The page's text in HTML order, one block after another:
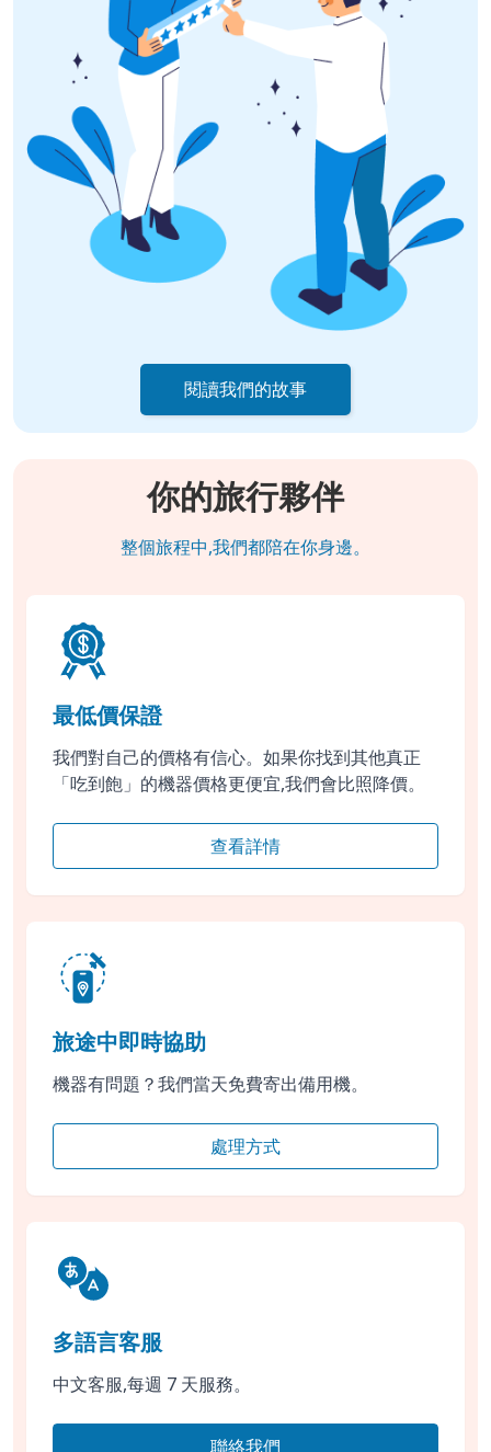
閱讀我們的故事
你的旅行夥伴
整個旅程中,我們都陪在你身邊。
最低價保證
我們對自己的價格有信心。如果你找到其他真正
「吃到飽」的機器價格更便宜,我們會比照降價。
查看詳情
旅途中即時協助
機器有問題？我們當天免費寄出備用機。
處理方式
多語言客服
中文客服,每週 7 天服務。
聯絡我們